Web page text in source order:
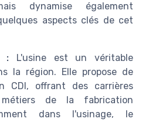
dynamise également
aspects clés de cet
: L'usine est un véritable
la région. Elle propose de
CDI, offrant des carrières
de la fabrication
dans l'usinage, le